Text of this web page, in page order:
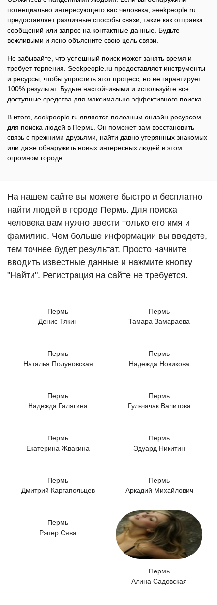
потенциально интересующего вас человека, seekpeople.ru
предоставляет различные способы связи, такие как отправка
сообщений или запрос на контактные данные. Будьте
вежливыми и ясно объясните свою цель связи.
Не забывайте, что успешный поиск может занять время и
требует терпения. Seekpeople.ru предоставляет инструменты
и ресурсы, чтобы упростить этот процесс, но не гарантирует
100% результат. Будьте настойчивыми и используйте все
доступные средства для максимально эффективного поиска.
В итоге, seekpeople.ru является полезным онлайн-ресурсом
для поиска людей в Пермь. Он поможет вам восстановить
связь с прежними друзьями, найти давно утерянных знакомых
или даже обнаружить новых интересных людей в этом
огромном городе.
На нашем сайте вы можете быстро и бесплатно
найти людей в городе Пермь. Для поиска
человека вам нужно ввести только его имя и
фамилию. Чем больше информации вы введете,
тем точнее будет результат. Просто начните
вводить известные данные и нажмите кнопку
"Найти". Регистрация на сайте не требуется.
Пермь
Денис Тякин
Пермь
Тамара Замараева
Пермь
Наталья Полуновская
Пермь
Надежда Новикова
Пермь
Надежда Галягина
Пермь
Гульчачак Валитова
Пермь
Екатерина Жвакина
Пермь
Эдуард Никитин
Пермь
Дмитрий Каргапольцев
Пермь
Аркадий Михайлович
Пермь
Рэпер Сява
Пермь
Алина Садовская